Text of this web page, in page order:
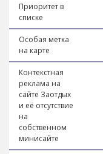
Приоритет в
списке
Особая метка
на карте
Контекстная
реклама на
сайте Заотдых
и её отсутствие
на
собственном
минисайте